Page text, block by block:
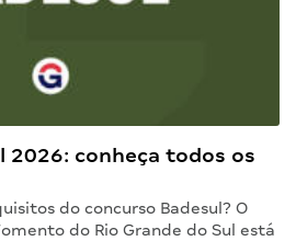
2026: conheça todos os
do concurso Badesul? O
do Rio Grande do Sul está